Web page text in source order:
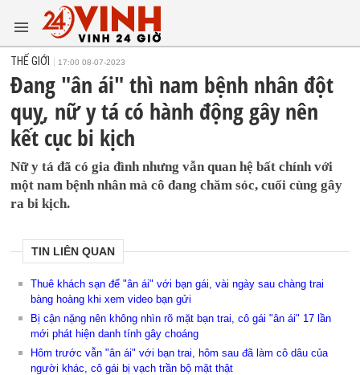
THẾ GIỚI 17:00 08-07-2023
Đang "ân ái" thì nam bệnh nhân đột
quỵ, nữ y tá có hành động gây nên
kết cục bi kịch
Nữ y tá đã có gia đình nhưng vẫn quan hệ bất chính với
một nam bệnh nhân mà cô đang chăm sóc, cuối cùng gây
ra bi kịch.
TIN LIÊN QUAN
Thuê khách sạn để "ân ái" với bạn gái, vài ngày sau chàng trai
bàng hoàng khi xem video bạn gửi
Bị cận nặng nên không nhìn rõ mặt bạn trai, cô gái "ân ái" 17 lần
mới phát hiện danh tính gây choáng
Hôm trước vẫn "ân ái" với bạn trai, hôm sau đã làm cô dâu của
người khác, cô gái bị vạch trần bộ mặt thật